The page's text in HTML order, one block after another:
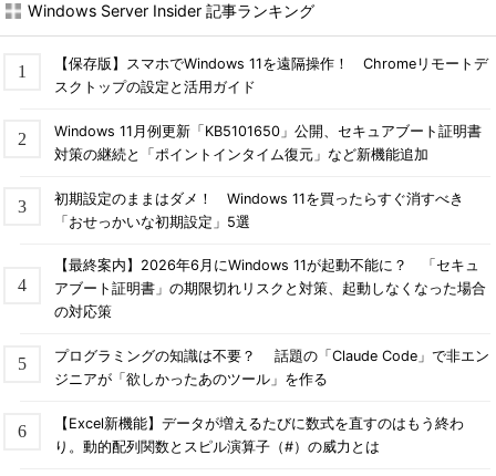
Windows Server Insider 記事ランキング
【保存版】スマホでWindows 11を遠隔操作！ Chromeリモートデ
スクトップの設定と活用ガイド
Windows 11月例更新「KB5101650」公開、セキュアブート証明書
対策の継続と「ポイントインタイム復元」など新機能追加
初期設定のままはダメ！ Windows 11を買ったらすぐ消すべき
「おせっかいな初期設定」5選
【最終案内】2026年6月にWindows 11が起動不能に？ 「セキュ
アブート証明書」の期限切れリスクと対策、起動しなくなった場合
の対応策
プログラミングの知識は不要？ 話題の「Claude Code」で非エン
ジニアが「欲しかったあのツール」を作る
【Excel新機能】データが増えるたびに数式を直すのはもう終わ
り。動的配列関数とスピル演算子（#）の威力とは